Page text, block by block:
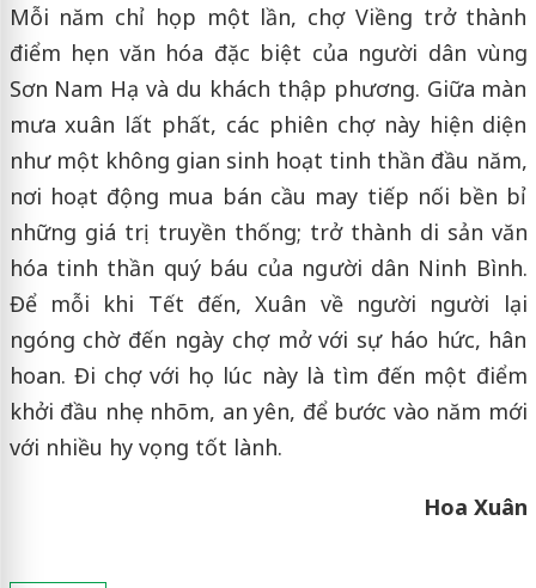
Mỗi năm chỉ họp một lần, chợ Viềng trở thành
điểm hẹn văn hóa đặc biệt của người dân vùng
Sơn Nam Hạ và du khách thập phương. Giữa màn
mưa xuân lất phất, các phiên chợ này hiện diện
như một không gian sinh hoạt tinh thần đầu năm,
nơi hoạt động mua bán cầu may tiếp nối bền bỉ
những giá trị truyền thống; trở thành di sản văn
hóa tinh thần quý báu của người dân Ninh Bình.
Để mỗi khi Tết đến, Xuân về người người lại
ngóng chờ đến ngày chợ mở với sự háo hức, hân
hoan. Đi chợ với họ lúc này là tìm đến một điểm
khởi đầu nhẹ nhõm, an yên, để bước vào năm mới
với nhiều hy vọng tốt lành.
Hoa Xuân